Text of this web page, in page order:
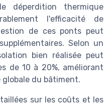
déperdition thermique
l'efficacité de
de ces ponts peut
Selon un
bien réalisée peut
de 10 à 20%, améliorant
du bâtiment.
sur les coûts et les